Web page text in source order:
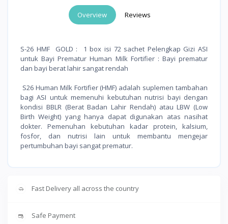
Overview Reviews
S-26 HMF GOLD : 1 box isi 72 sachet Pelengkap Gizi ASI
untuk Bayi Prematur Human Milk Fortifier : Bayi prematur
dan bayi berat lahir sangat rendah
S26 Human Milk Fortifier (HMF) adalah suplemen tambahan
bagi ASI untuk memenuhi kebutuhan nutrisi bayi dengan
kondisi BBLR (Berat Badan Lahir Rendah) atau LBW (Low
Birth Weight) yang hanya dapat digunakan atas nasihat
dokter. Pemenuhan kebutuhan kadar protein, kalsium,
fosfor, dan nutrisi lain untuk membantu mengejar
pertumbuhan bayi sangat prematur.
Fast Delivery all across the country
Safe Payment